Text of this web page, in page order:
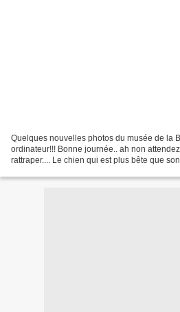
Quelques nouvelles photos du musée de la
ordinateur!!! Bonne journée.. ah non
rattraper.... Le chien qui est plus bête que son